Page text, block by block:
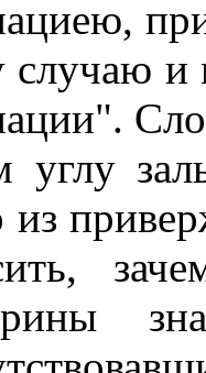
случаю и
углу
из